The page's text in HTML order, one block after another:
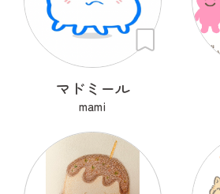
マドミール
mami